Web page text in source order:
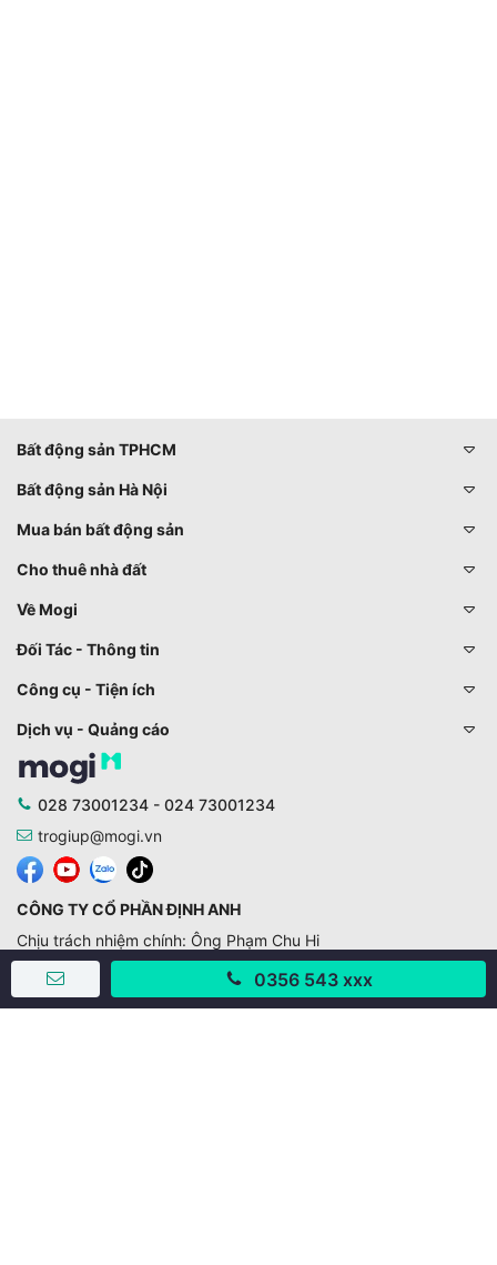
0356 543 xxx
Bất động sản TPHCM
Bất động sản Hà Nội
Mua bán bất động sản
Cho thuê nhà đất
Về Mogi
Đối Tác - Thông tin
Công cụ - Tiện ích
Dịch vụ - Quảng cáo
028 73001234 - 024 73001234
trogiup@mogi.vn
CÔNG TY CỔ PHẦN ĐỊNH ANH
Chịu trách nhiệm chính: Ông Phạm Chu Hi
Giấy phép số: 429/GP-BTTTT do Bộ TTTT cấp ngày
11/10/2019